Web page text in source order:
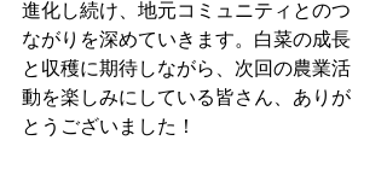
進化し続け、地元コミュニティとのつ
ながりを深めていきます。白菜の成長
と収穫に期待しながら、次回の農業活
動を楽しみにしている皆さん、ありが
とうございました！